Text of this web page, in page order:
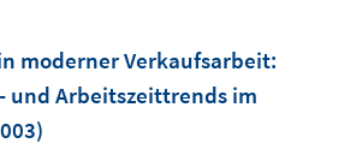
n
moderner Verkaufsarbeit:
und Arbeitszeittrends im